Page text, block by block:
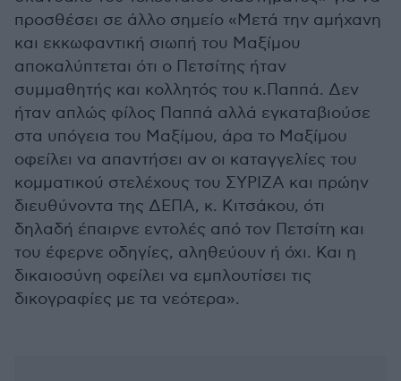
προσθέσει σε άλλο σημείο «Μετά την αμήχανη
και εκκωφαντική σιωπή του Μαξίμου
αποκαλύπτεται ότι ο Πετσίτης ήταν
συμμαθητής και κολλητός του κ.Παππά. Δεν
ήταν απλώς φίλος Παππά αλλά εγκαταβιούσε
στα υπόγεια του Μαξίμου, άρα το Μαξίμου
οφείλει να απαντήσει αν οι καταγγελίες του
κομματικού στελέχους του ΣΥΡΙΖΑ και πρώην
διευθύνοντα της ΔΕΠΑ, κ. Κιτσάκου, ότι
δηλαδή έπαιρνε εντολές από τον Πετσίτη και
του έφερνε οδηγίες, αληθεύουν ή όχι. Και η
δικαιοσύνη οφείλει να εμπλουτίσει τις
δικογραφίες με τα νεότερα».